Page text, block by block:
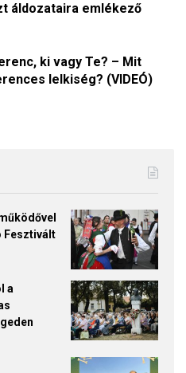
áldozataira emlékező
ki vagy Te? – Mit
lelkiség? (VIDEÓ)
Fesztivált
a